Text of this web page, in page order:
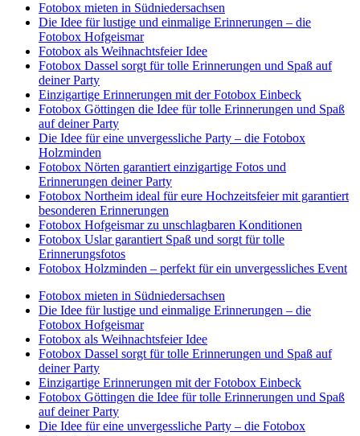
Fotobox mieten in Südniedersachsen
Die Idee für lustige und einmalige Erinnerungen – die
Fotobox Hofgeismar
Fotobox als Weihnachtsfeier Idee
Fotobox Dassel sorgt für tolle Erinnerungen und Spaß auf
deiner Party
Einzigartige Erinnerungen mit der Fotobox Einbeck
Fotobox Göttingen die Idee für tolle Erinnerungen und Spaß
auf deiner Party
Die Idee für eine unvergessliche Party – die Fotobox
Holzminden
Fotobox Nörten garantiert einzigartige Fotos und
Erinnerungen deiner Party
Fotobox Northeim ideal für eure Hochzeitsfeier mit garantiert
besonderen Erinnerungen
Fotobox Hofgeismar zu unschlagbaren Konditionen
Fotobox Uslar garantiert Spaß und sorgt für tolle
Erinnerungsfotos
Fotobox Holzminden – perfekt für ein unvergessliches Event
Fotobox mieten in Südniedersachsen
Die Idee für lustige und einmalige Erinnerungen – die
Fotobox Hofgeismar
Fotobox als Weihnachtsfeier Idee
Fotobox Dassel sorgt für tolle Erinnerungen und Spaß auf
deiner Party
Einzigartige Erinnerungen mit der Fotobox Einbeck
Fotobox Göttingen die Idee für tolle Erinnerungen und Spaß
auf deiner Party
Die Idee für eine unvergessliche Party – die Fotobox